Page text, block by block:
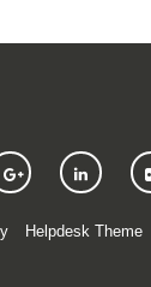
Helpdesk Theme